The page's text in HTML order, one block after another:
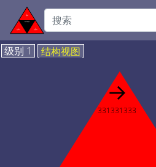
级别 1 结构视图
→
331331333